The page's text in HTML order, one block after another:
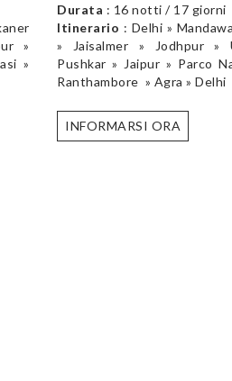
»
»
Durata : 16 notti / 17 giorni
Itinerario : Delhi »
» Jaisalmer » Jodhpur »
Pushkar » Jaipur » Parco
Ranthambore » Agra » Delhi
INFORMARSI ORA